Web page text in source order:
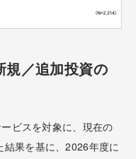
規／追加投資の
ビスを対象に、現在の
果を基に、2026年度に